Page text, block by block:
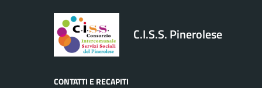
C.I.S.S. Pinerolese
CONTATTI E RECAPITI